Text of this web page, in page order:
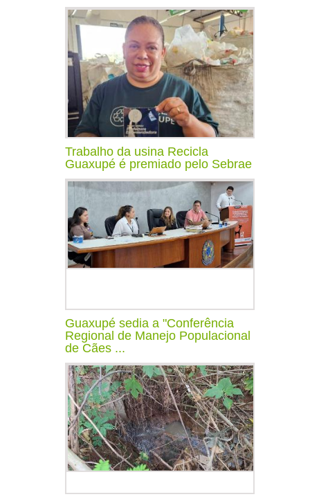
Trabalho da usina Recicla
Guaxupé é premiado pelo Sebrae
Guaxupé sedia a "Conferência
Regional de Manejo Populacional
de Cães ...